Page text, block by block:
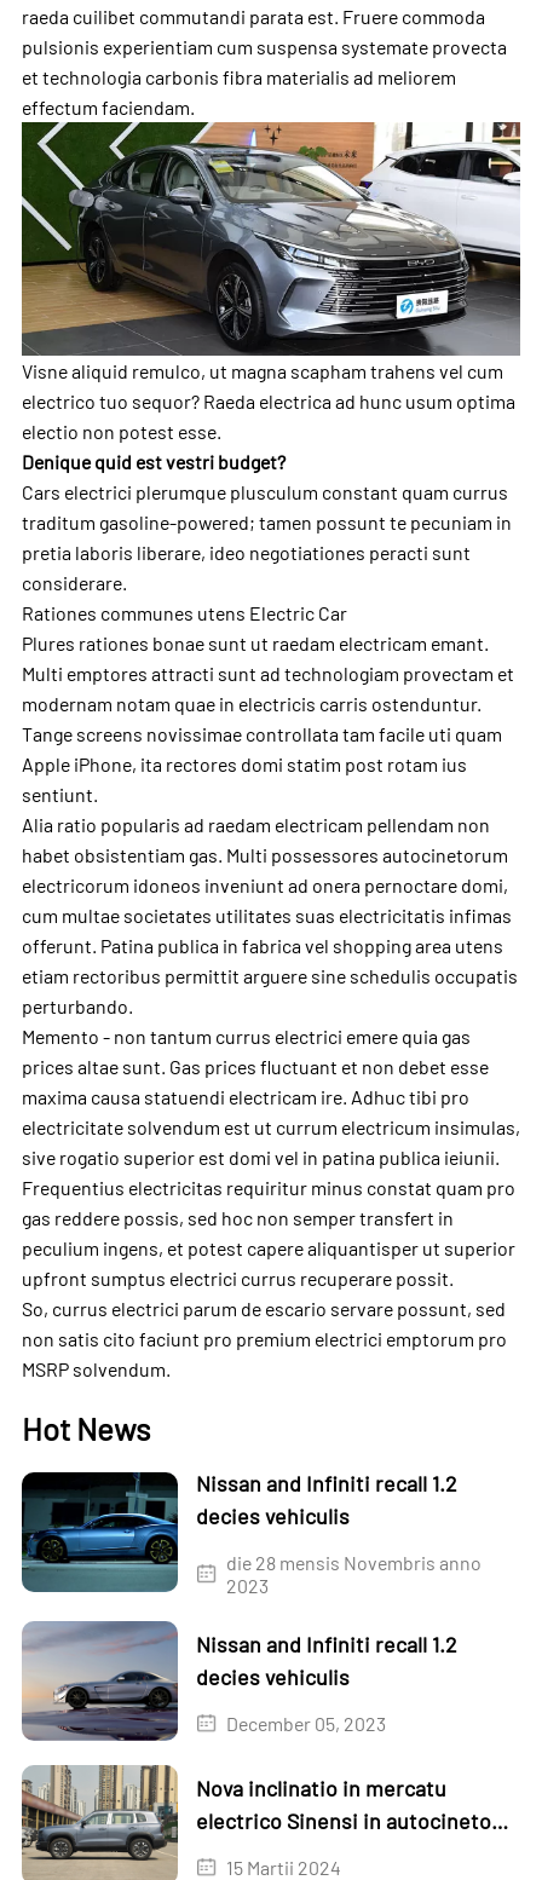
raeda cuilibet commutandi parata est. Fruere commoda
pulsionis experientiam cum suspensa systemate provecta
et technologia carbonis fibra materialis ad meliorem
effectum faciendam.
Visne aliquid remulco, ut magna scapham trahens vel cum
electrico tuo sequor? Raeda electrica ad hunc usum optima
electio non potest esse.
Denique quid est vestri budget?
Cars electrici plerumque plusculum constant quam currus
traditum gasoline-powered; tamen possunt te pecuniam in
pretia laboris liberare, ideo negotiationes peracti sunt
considerare.
Rationes communes utens Electric Car
Plures rationes bonae sunt ut raedam electricam emant.
Multi emptores attracti sunt ad technologiam provectam et
modernam notam quae in electricis carris ostenduntur.
Tange screens novissimae controllata tam facile uti quam
Apple iPhone, ita rectores domi statim post rotam ius
sentiunt.
Alia ratio popularis ad raedam electricam pellendam non
habet obsistentiam gas. Multi possessores autocinetorum
electricorum idoneos inveniunt ad onera pernoctare domi,
cum multae societates utilitates suas electricitatis infimas
offerunt. Patina publica in fabrica vel shopping area utens
etiam rectoribus permittit arguere sine schedulis occupatis
perturbando.
Memento - non tantum currus electrici emere quia gas
prices altae sunt. Gas prices fluctuant et non debet esse
maxima causa statuendi electricam ire. Adhuc tibi pro
electricitate solvendum est ut currum electricum insimulas,
sive rogatio superior est domi vel in patina publica ieiunii.
Frequentius electricitas requiritur minus constat quam pro
gas reddere possis, sed hoc non semper transfert in
peculium ingens, et potest capere aliquantisper ut superior
upfront sumptus electrici currus recuperare possit.
So, currus electrici parum de escario servare possunt, sed
non satis cito faciunt pro premium electrici emptorum pro
MSRP solvendum.
Hot News
Nissan and Infiniti recall 1.2
decies vehiculis
die 28 mensis Novembris anno
2023
Nissan and Infiniti recall 1.2
decies vehiculis
December 05, 2023
Nova inclinatio in mercatu
electrico Sinensi in autocineto
constructo-in cubilibus, coquinis
15 Martii 2024